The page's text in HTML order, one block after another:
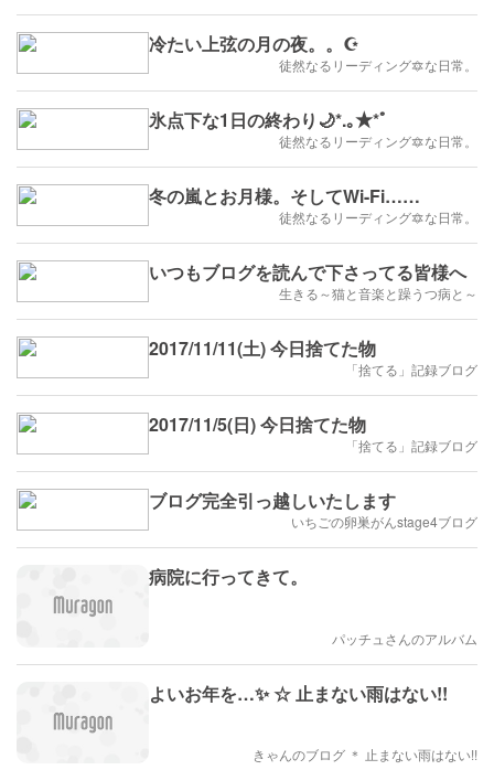
冷たい上弦の月の夜。。☪︎
徒然なるリーディング🔯な日常。
氷点下な1日の終わり🌙*.｡★*ﾟ
徒然なるリーディング🔯な日常。
冬の嵐とお月様。そしてWi-Fi……
徒然なるリーディング🔯な日常。
いつもブログを読んで下さってる皆様へ
生きる～猫と音楽と躁うつ病と～
2017/11/11(土) 今日捨てた物
「捨てる」記録ブログ
2017/11/5(日) 今日捨てた物
「捨てる」記録ブログ
ブログ完全引っ越しいたします
いちごの卵巣がんstage4ブログ
病院に行ってきて。
パッチュさんのアルバム
よいお年を…✨ ☆ 止まない雨はない!!
きゃんのブログ ＊ 止まない雨はない!!